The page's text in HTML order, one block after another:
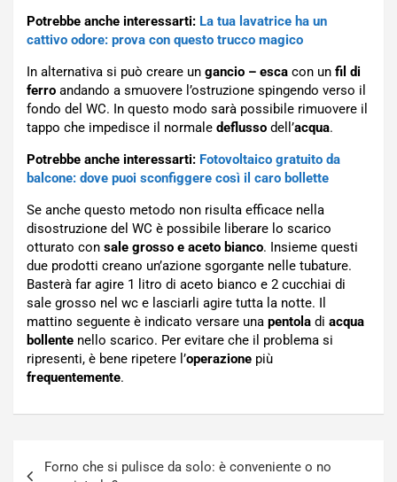
Potrebbe anche interessarti: La tua lavatrice ha un
cattivo odore: prova con questo trucco magico
In alternativa si può creare un gancio – esca con un fil di
ferro andando a smuovere l’ostruzione spingendo verso il
fondo del WC. In questo modo sarà possibile rimuovere il
tappo che impedisce il normale deflusso dell’acqua.
Potrebbe anche interessarti: Fotovoltaico gratuito da
balcone: dove puoi sconfiggere così il caro bollette
Se anche questo metodo non risulta efficace nella
disostruzione del WC è possibile liberare lo scarico
otturato con sale grosso e aceto bianco. Insieme questi
due prodotti creano un’azione sgorgante nelle tubature.
Basterà far agire 1 litro di aceto bianco e 2 cucchiai di
sale grosso nel wc e lasciarli agire tutta la notte. Il
mattino seguente è indicato versare una pentola di acqua
bollente nello scarico. Per evitare che il problema si
ripresenti, è bene ripetere l’operazione più
frequentemente.
Forno che si pulisce da solo: è conveniente o no